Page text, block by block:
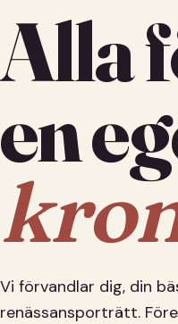
Alla
en
Vi förvandlar dig, din
renässansporträtt.